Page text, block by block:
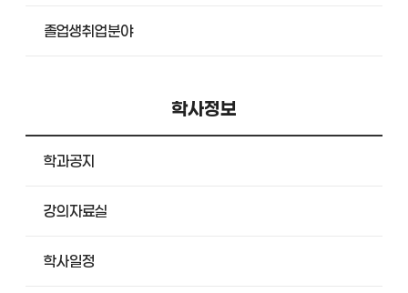
졸업생취업분야
학사정보
학과공지
강의자료실
학사일정